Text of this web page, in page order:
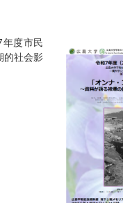
度市民
的社会影